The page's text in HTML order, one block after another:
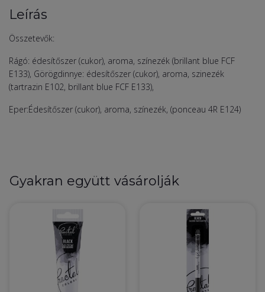
Leírás
Összetevők:
Rágó: édesítőszer (cukor), aroma, színezék (brillant blue FCF
E133), Görögdinnye: édesítőszer (cukor), aroma, szinezék
(tartrazin E102, brillant blue FCF E133),
Eper:Édesítőszer (cukor), aroma, színezék, (ponceau 4R E124)
Gyakran együtt vásárolják